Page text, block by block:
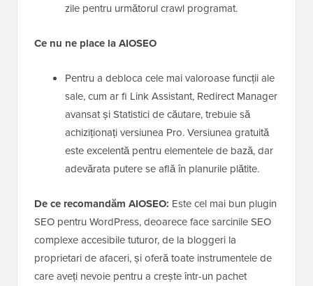
zile pentru următorul crawl programat.
Ce nu ne place la AIOSEO
Pentru a debloca cele mai valoroase funcții ale
sale, cum ar fi Link Assistant, Redirect Manager
avansat și Statistici de căutare, trebuie să
achiziționați versiunea Pro. Versiunea gratuită
este excelentă pentru elementele de bază, dar
adevărata putere se află în planurile plătite.
De ce recomandăm AIOSEO: Este cel mai bun plugin
SEO pentru WordPress, deoarece face sarcinile SEO
complexe accesibile tuturor, de la bloggeri la
proprietari de afaceri, și oferă toate instrumentele de
care aveți nevoie pentru a crește într-un pachet